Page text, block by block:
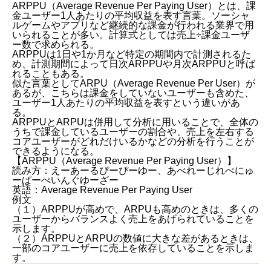
ARPPU（Average Revenue Per Paying User）とは、課
金ユーザー1人あたりの平均収益を表す言葉。ソーシャ
ルゲームやアプリなど継続的な課金が行われる業界で用
いられることが多い。計算式としては売上÷課金ユーザ
ー数で求められる。
ARPPUは1日や1か月など特定の期間内で計測されるた
め、計測期間によって日次ARPPUや月次ARPPUと呼ば
れることもある。
似た言葉としてARPU（Average Revenue Per User）が
あるが、こちらは課金をしていないユーザーも含めた、
ユーザー1人あたりの平均収益を表すという違いがあ
る。
ARPPUとARPUは併用して分析に用いることで、全体の
うちで課金しているユーザーの割合や、売上を左右する
コアユーザーがどれだけいるかなどの分析を行うことが
できるようになる。
【ARPPU（Average Revenue Per Paying User）】
読み方：えーあーるぴーぴーゆー、あべれーじれべにゅ
ーぱーぺいんぐゆーざー
英語：Average Revenue Per Paying User
例文
（１）ARPPUが高めで、ARPUも高めのときは、多くの
ユーザーからバランスよく売上をあげられていることを
示します。
（２）ARPPUとARPUの数値に大きな差があるときは、
一部のコアユーザーに売上を依存していることを示しま
す。